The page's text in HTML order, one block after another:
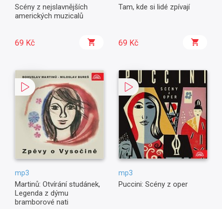
Scény z nejslavnějších
amerických muzicalů
69 Kč
Tam, kde si lidé zpívají
69 Kč
mp3
Martinů: Otvírání studánek,
Legenda z dýmu
bramborové nati
mp3
Puccini: Scény z oper